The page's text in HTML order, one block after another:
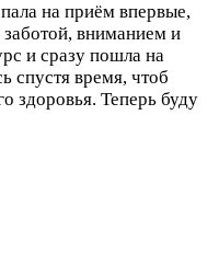
на приём впервые,
вниманием и
и сразу пошла на
спустя время, чтоб
здоровья. Теперь буду